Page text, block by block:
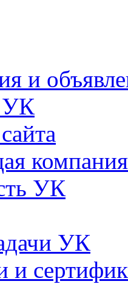
и
УК
компания
УК
УК
и